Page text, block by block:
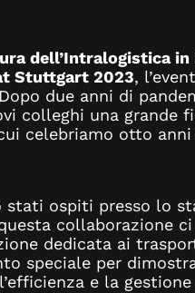
dell’Intralogistica in
Stuttgart 2023,
due anni di
colleghi una grande
celebriamo otto
ospiti presso lo
collaborazione
dedicata ai
speciale per
e la